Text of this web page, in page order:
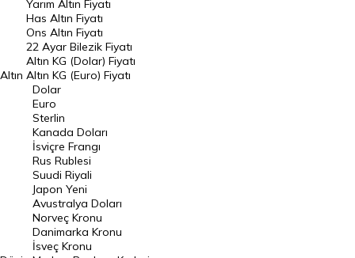
DÖVİZ
Döviz Kuru
Dolar Kuru
Euro Kuru
Pound Kuru
Frank Kuru
Riyal Kuru
Avustralya Doları
Danimarka Kronu Kuru
Kanada Doları Kuru
Altın
Yarım Altın Fiyatı
Has Altın Fiyatı
Ons Altın Fiyatı
22 Ayar Bilezik Fiyatı
Altın KG (Dolar) Fiyatı
Altın KG (Euro) Fiyatı
Dolar
Euro
Sterlin
Kanada Doları
İsviçre Frangı
Rus Rublesi
Suudi Riyali
Japon Yeni
Avustralya Doları
Norveç Kronu
Danimarka Kronu
İsveç Kronu